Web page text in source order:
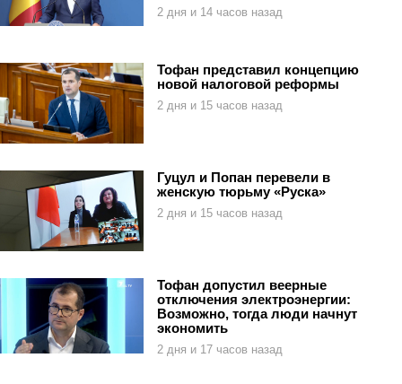
2 дня и 14 часов назад
Тофан представил концепцию
новой налоговой реформы
2 дня и 15 часов назад
Гуцул и Попан перевели в
женскую тюрьму «Руска»
2 дня и 15 часов назад
Тофан допустил веерные
отключения электроэнергии:
Возможно, тогда люди начнут
экономить
2 дня и 17 часов назад